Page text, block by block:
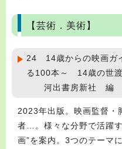
【芸術．美術】
24 14歳からの映画ガ
る100本～ 14歳の世
河出書房新社
2023年出版。映画監督・
者…。様々な分野で活躍
画”を案内。3つのテーマ